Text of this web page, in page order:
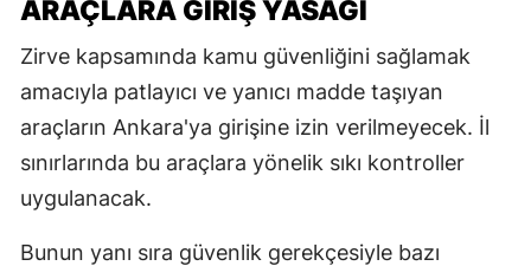
ARAÇLARA GIRIŞ YASAĞI
Zirve kapsamında kamu güvenliğini sağlamak
amacıyla patlayıcı ve yanıcı madde taşıyan
araçların Ankara'ya girişine izin verilmeyecek. İl
sınırlarında bu araçlara yönelik sıkı kontroller
uygulanacak.
Bunun yanı sıra güvenlik gerekçesiyle bazı